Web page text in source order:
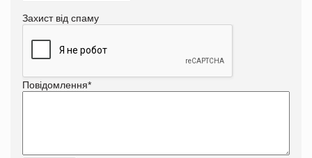
Захист від спаму
Повідомлення*